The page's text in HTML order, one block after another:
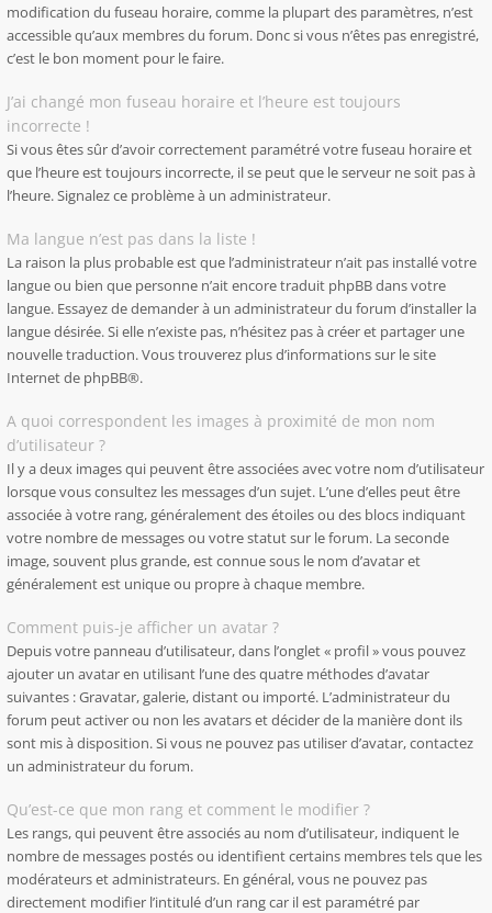
modification du fuseau horaire, comme la plupart des paramètres, n’est
accessible qu’aux membres du forum. Donc si vous n’êtes pas enregistré,
c’est le bon moment pour le faire.
J’ai changé mon fuseau horaire et l’heure est toujours
incorrecte !
Si vous êtes sûr d’avoir correctement paramétré votre fuseau horaire et
que l’heure est toujours incorrecte, il se peut que le serveur ne soit pas à
l’heure. Signalez ce problème à un administrateur.
Ma langue n’est pas dans la liste !
La raison la plus probable est que l’administrateur n’ait pas installé votre
langue ou bien que personne n’ait encore traduit phpBB dans votre
langue. Essayez de demander à un administrateur du forum d’installer la
langue désirée. Si elle n’existe pas, n’hésitez pas à créer et partager une
nouvelle traduction. Vous trouverez plus d’informations sur le site
Internet de phpBB®.
A quoi correspondent les images à proximité de mon nom
d’utilisateur ?
Il y a deux images qui peuvent être associées avec votre nom d’utilisateur
lorsque vous consultez les messages d’un sujet. L’une d’elles peut être
associée à votre rang, généralement des étoiles ou des blocs indiquant
votre nombre de messages ou votre statut sur le forum. La seconde
image, souvent plus grande, est connue sous le nom d’avatar et
généralement est unique ou propre à chaque membre.
Comment puis-je afficher un avatar ?
Depuis votre panneau d’utilisateur, dans l’onglet « profil » vous pouvez
ajouter un avatar en utilisant l’une des quatre méthodes d’avatar
suivantes : Gravatar, galerie, distant ou importé. L’administrateur du
forum peut activer ou non les avatars et décider de la manière dont ils
sont mis à disposition. Si vous ne pouvez pas utiliser d’avatar, contactez
un administrateur du forum.
Qu’est-ce que mon rang et comment le modifier ?
Les rangs, qui peuvent être associés au nom d’utilisateur, indiquent le
nombre de messages postés ou identifient certains membres tels que les
modérateurs et administrateurs. En général, vous ne pouvez pas
directement modifier l’intitulé d’un rang car il est paramétré par